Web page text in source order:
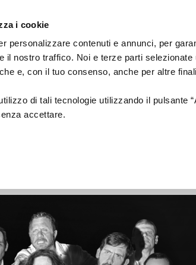
i cookie
personalizzare contenuti e annunci, per
il nostro traffico. Noi e terze parti
e, con il tuo consenso, anche per altre
di tali tecnologie utilizzando il pulsante
accettare.
cartellone
Musica
cura
Cultura
Paesaggio